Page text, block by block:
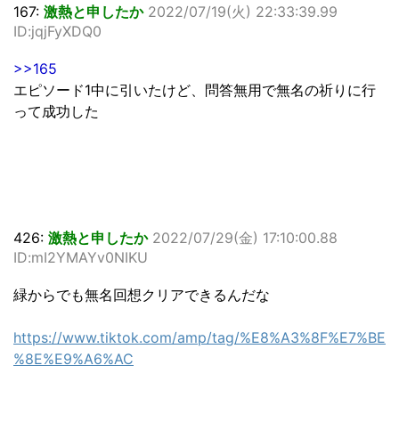
167: 激熱と申したか 2022/07/19(火) 22:33:39.99
ID:jqjFyXDQ0
>>165
エピソード1中に引いたけど、問答無用で無名の祈りに行
って成功した
426: 激熱と申したか 2022/07/29(金) 17:10:00.88
ID:mI2YMAYv0NIKU
緑からでも無名回想クリアできるんだな
https://www.tiktok.com/amp/tag/%E8%A3%8F%E7%BE
%8E%E9%A6%AC